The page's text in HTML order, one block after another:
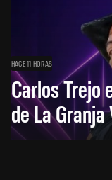
HACE 11 HORAS
Carlos Trejo
de La Granja